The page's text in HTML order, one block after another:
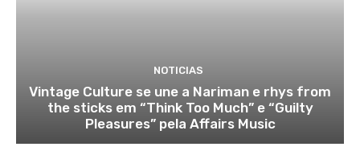
NOTICIAS
Vintage Culture se une a Nariman e rhys from
the sticks em “Think Too Much” e “Guilty
Pleasures” pela Affairs Music